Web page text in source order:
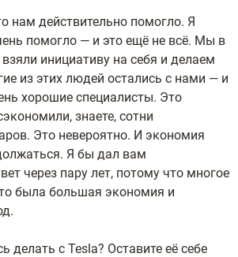
нам действительно помогло. Я
помогло — и это ещё не всё. Мы в
инициативу на себя и делаем
из этих людей остались с нами — и
хорошие специалисты. Это
знаете, сотни
Это невероятно. И экономия
Я бы дал вам
через пару лет, потому что многое
была большая экономия и
делать с Tesla? Оставите её себе